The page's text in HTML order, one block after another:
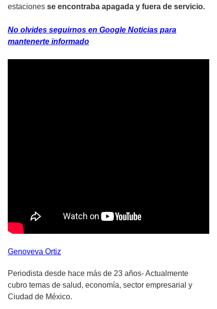
estaciones se encontraba apagada y fuera de servicio.
No olvides seguirnos en Google Noticias para
mantenerte informado
Genoveva Ortiz
Periodista desde hace más de 23 años- Actualmente
cubro temas de salud, economía, sector empresarial y
Ciudad de México.